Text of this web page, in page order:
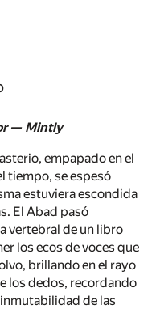
— Mintly
empapado en el
tiempo, se espesó
estuviera escondida
El Abad pasó
vertebral de un libro
los ecos de voces que
brillando en el rayo
los dedos, recordando
de las